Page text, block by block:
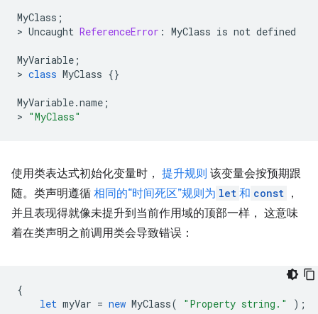
MyClass ;
> Uncaught ReferenceError : MyClass is not defined
MyVariable ;
> class MyClass {}
MyVariable.name ;
> "MyClass"
使用类表达式初始化变量时， 提升规则 该变量会按预期跟
随。类声明遵循 相同的“时间死区”规则为 let 和 const ，
并且表现得就像未提升到当前作用域的顶部一样， 这意味
着在类声明之前调用类会导致错误：
{
let myVar = new MyClass( "Property string." );